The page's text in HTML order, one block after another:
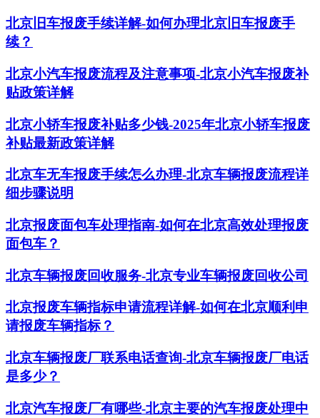
北京旧车报废手续详解-如何办理北京旧车报废手
续？
北京小汽车报废流程及注意事项-北京小汽车报废补
贴政策详解
北京小轿车报废补贴多少钱-2025年北京小轿车报废
补贴最新政策详解
北京车无车报废手续怎么办理-北京车辆报废流程详
细步骤说明
北京报废面包车处理指南-如何在北京高效处理报废
面包车？
北京车辆报废回收服务-北京专业车辆报废回收公司
北京报废车辆指标申请流程详解-如何在北京顺利申
请报废车辆指标？
北京车辆报废厂联系电话查询-北京车辆报废厂电话
是多少？
北京汽车报废厂有哪些-北京主要的汽车报废处理中